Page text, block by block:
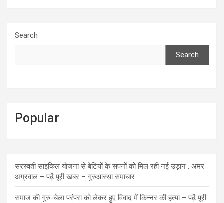
Search
Search
Popular
सरस्वती साइकिल योजना से बेटियों के सपनों को मिल रही नई उड़ान : अमर
अग्रवाल – पढ़ें पूरी खबर – गुरुआस्था समाचार
समाज की गुरु-चेला परंपरा को लेकर हुए विवाद में किन्नर की हत्या – पढ़ें पूरी